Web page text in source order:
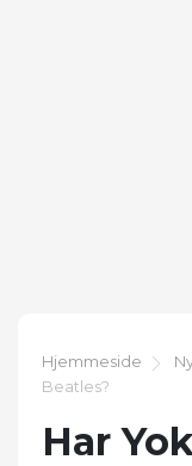
Hjemmeside
Beatles?
Har